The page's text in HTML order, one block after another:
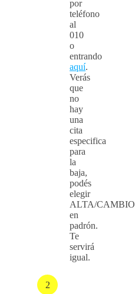
por
teléfono
al
010
o
entrando
aquí.
Verás
que
no
hay
una
cita
especifica
para
la
baja,
podés
elegir
ALTA/CAMBIO
en
padrón.
Te
servirá
igual.